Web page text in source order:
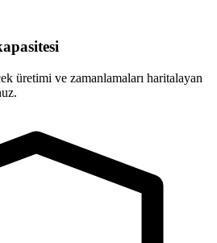
üretimi ve zamanlamaları haritalayan